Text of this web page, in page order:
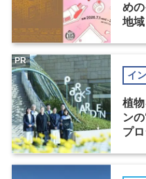
め
地域
イ
植
ン
プロ
PR